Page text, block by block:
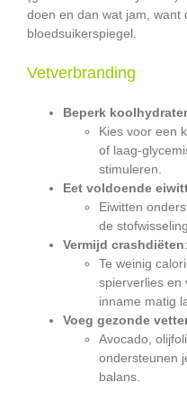
doen en dan wat jam, want
bloedsuikerspiegel.
Vetverbranding
Beperk
Kies voor een
of laag-
stimuleren.
Eet voldoende
Eiwitten
de
Vermijd crashdiëten:
Te weinig
spierverlies en
inname matig
Voeg gezonde
Avocado,
ondersteunen
balans.